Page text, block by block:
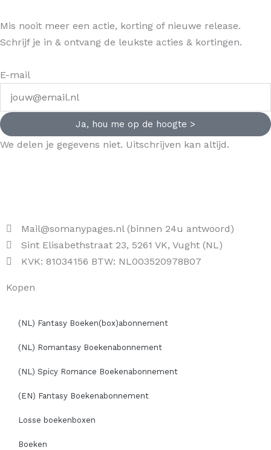
Mis nooit meer een actie, korting of nieuwe release.
Schrijf je in & ontvang de leukste acties & kortingen.
E-mail
Ja, hou me op de hoogte >
We delen je gegevens niet. Uitschrijven kan altijd.
Mail@somanypages.nl (binnen 24u antwoord)
Sint Elisabethstraat 23, 5261 VK, Vught (NL)
KVK: 81034156 BTW: NL003520978B07
Kopen
(NL) Fantasy Boeken(box)abonnement
(NL) Romantasy Boekenabonnement
(NL) Spicy Romance Boekenabonnement
(EN) Fantasy Boekenabonnement
Losse boekenboxen
Boeken